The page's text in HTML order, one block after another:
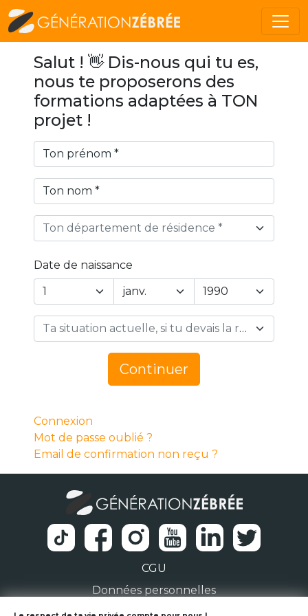
Salut ! 👋 Dis-nous qui tu es,
nous te proposerons des
formations adaptées à TON
projet !
Ton département de résidence *
Date de naissance
Year
Day
Ta situation actuelle, si tu devais la résumer en 1 mot… *
Continuer
Connexion
Mot de passe oublié ?
Email de confirmation non reçu ?
CGU
Données personnelles